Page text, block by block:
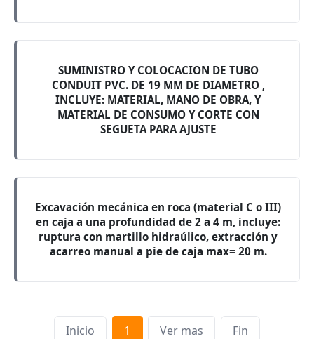
SUMINISTRO Y COLOCACION DE TUBO
CONDUIT PVC. DE 19 MM DE DIAMETRO ,
INCLUYE: MATERIAL, MANO DE OBRA, Y
MATERIAL DE CONSUMO Y CORTE CON
SEGUETA PARA AJUSTE
Excavación mecánica en roca (material C o III)
en caja a una profundidad de 2 a 4 m, incluye:
ruptura con martillo hidraúlico, extracción y
acarreo manual a pie de caja max= 20 m.
Inicio 1 Ver mas Fin